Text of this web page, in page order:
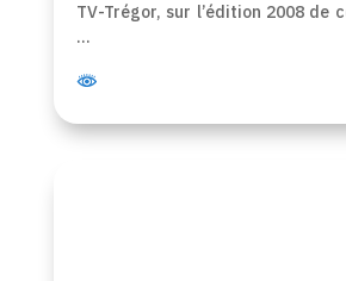
TV-Trégor, sur l’édition 2008 de
…